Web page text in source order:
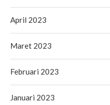
April 2023
Maret 2023
Februari 2023
Januari 2023